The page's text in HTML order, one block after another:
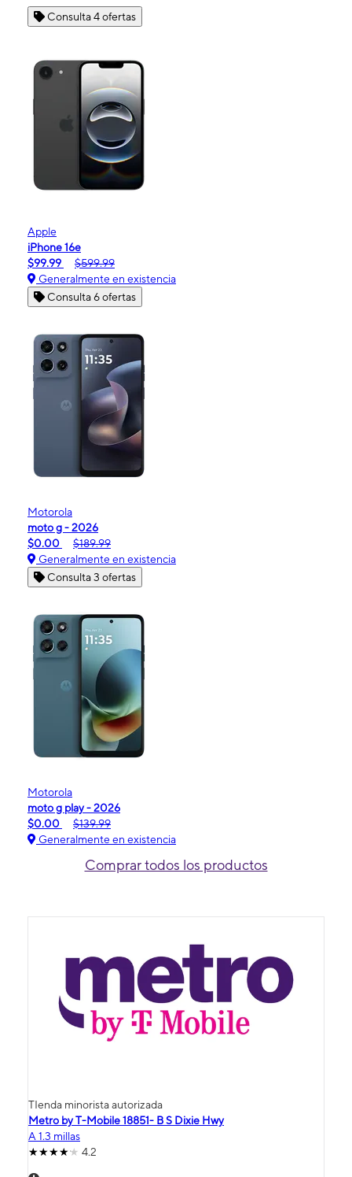
Consulta 4 ofertas
Apple
iPhone 16e
$99.99
$599.99
Generalmente en existencia
Consulta 6 ofertas
Motorola
moto g - 2026
$0.00
$189.99
Generalmente en existencia
Consulta 3 ofertas
Motorola
moto g play - 2026
$0.00
$139.99
Generalmente en existencia
Comprar todos los productos
TIenda minorista autorizada
Metro by T-Mobile 18851- B S Dixie Hwy
A 1.3 millas
4.2